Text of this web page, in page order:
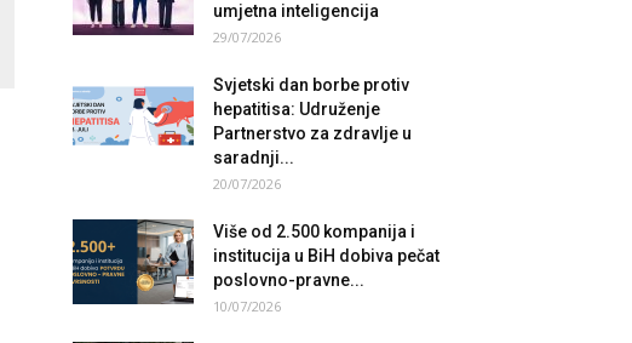
umjetna inteligencija
29/07/2026
Svjetski dan borbe protiv
hepatitisa: Udruženje
Partnerstvo za zdravlje u
saradnji...
20/07/2026
Više od 2.500 kompanija i
institucija u BiH dobiva pečat
poslovno-pravne...
10/07/2026